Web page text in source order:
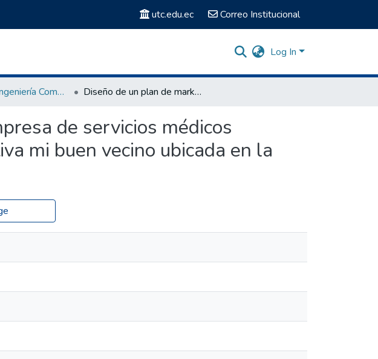
utc.edu.ec Correo Institucional
Log In
Titulación - Ingeniería Comercial Diseño de un plan de marketing para la empresa de servicios médicos CORSAPRE Corporación de Salud Preventiva mi buen vecino ubicada en la ciudad de Latacunga 2010-2014
de servicios médicos
mi buen vecino ubicada en la